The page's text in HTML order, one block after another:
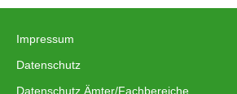
Impressum
Datenschutz
Datenschutz Ämter/Fachbereiche